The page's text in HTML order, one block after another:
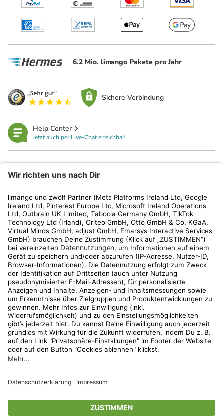
6.2 Mio. limango Pakete pro Jahr
Sichere Verbindung
Help Center
Jetzt auch per Live-Chat erreichbar!
Kundenservice
Shop
Aktionen
Travel